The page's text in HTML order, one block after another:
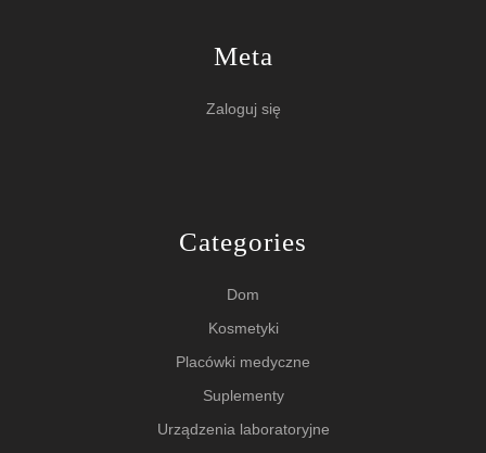
Meta
Zaloguj się
Categories
Dom
Kosmetyki
Placówki medyczne
Suplementy
Urządzenia laboratoryjne